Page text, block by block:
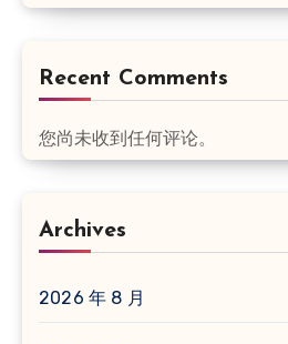
Recent Comments
您尚未收到任何评论。
Archives
2026 年 8 月